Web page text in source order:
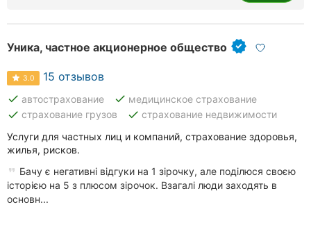
Уника, частное акционерное общество
3.0 15 отзывов
done автострахование done медицинское страхование
done страхование грузов done страхование недвижимости
Услуги для частных лиц и компаний, страхование здоровья,
жилья, рисков.
Бачу є негативні відгуки на 1 зірочку, але поділюся своєю
історією на 5 з плюсом зірочок. Взагалі люди заходять в
основн...